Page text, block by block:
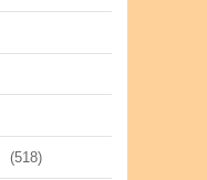
(518)